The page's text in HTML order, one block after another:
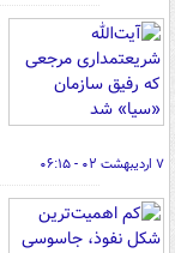
۷ اردیبهشت ۰۲ - ۰۶:۱۵